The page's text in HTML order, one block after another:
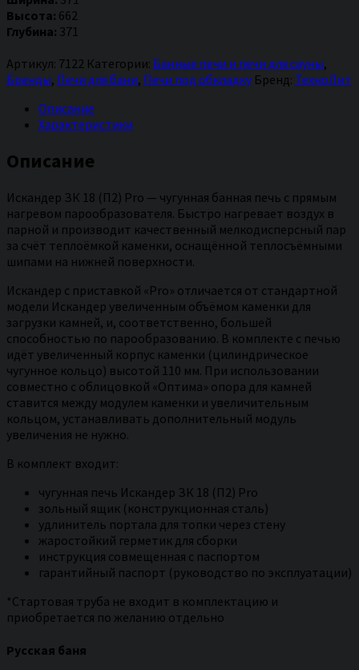
бани
Искандер
ЗК
(П2)
Pro
Высота: 662
Глубина: 371
Артикул: 7122 Категории: Банные печи и печи для сауны,
Бренды, Печи для бани, Печи под обкладку Бренд: ТехноЛит
Описание
Характеристики
Описание
Искандер ЗК 18 (П2) Pro — чугунная банная печь с прямым
нагревом парообразователя. Быстро нагревает воздух в
парной и производит качественный мелкодисперсный пар
за счёт теплоёмкой каменки, оснащённой теплосъёмными
шипами на нижней поверхности.
Искандер с приставкой «Pro» отличается от стандартной
модели Искандер увеличенным объёмом каменки для
загрузки камней, и, соответственно, большей
способностью по парообразованию. В комплекте с печью
идёт увеличенный корпус каменки (цилиндрическое
чугунное кольцо) высотой 110 мм. При использовании
совместно с облицовкой «Оптима» опора для камней
ставится между модулем каменки и увеличительным
кольцом, устанавливать дополнительный модуль
увеличения не нужно.
В комплект входит:
чугунная печь Искандер ЗК 18 (П2) Pro
зольный ящик (конструкционная сталь)
удлинитель портала для топки через стену
жаростойкий герметик для сборки
инструкция совмещенная с паспортом
гарантийный паспорт (руководство по эксплуатации)
*Стартовая труба не входит в комплектацию и
приобретается по желанию отдельно
Русская баня